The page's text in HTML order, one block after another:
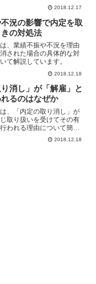
2018.12.17
況の影響で内定を取
の対処法
、業績不振や不況を理由
された場合の具体的な対
て解説しています。
2018.12.18
り消し」が「解雇」と
るのはなぜか
、「内定の取り消し」が
じ取り扱いを受けてその有
われる理由について簡単
2018.12.18